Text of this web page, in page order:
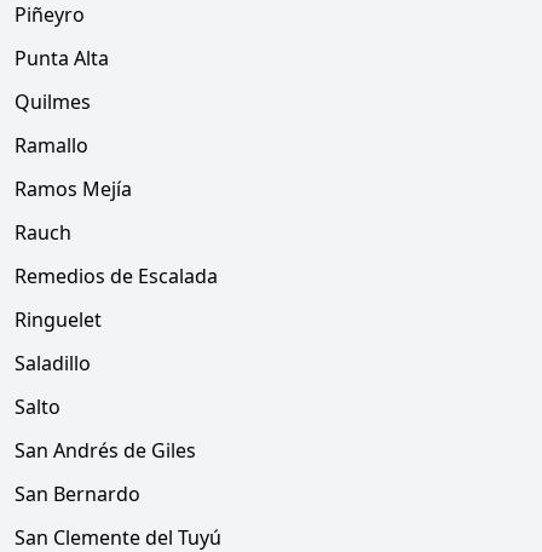
Piñeyro
Punta Alta
Quilmes
Ramallo
Ramos Mejía
Rauch
Remedios de Escalada
Ringuelet
Saladillo
Salto
San Andrés de Giles
San Bernardo
San Clemente del Tuyú